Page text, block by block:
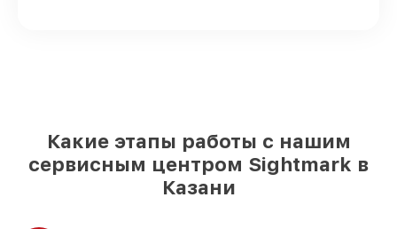
Какие этапы работы с нашим
сервисным центром Sightmark в
Казани